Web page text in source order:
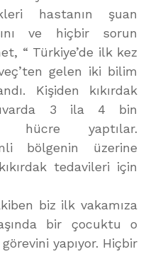
hastanın şuan
ve hiçbir sorun
“ Türkiye’de ilk kez
gelen iki bilim
Kişiden kıkırdak
3 ila 4 bin
hücre yaptılar.
bölgenin üzerine
tedavileri için
biz ilk vakamıza
bir çocuktu o
yapıyor. Hiçbir